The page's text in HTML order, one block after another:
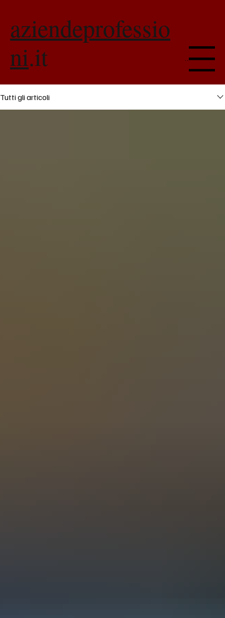
aziendeprofessio
ni.it Menu
Tutti gli articoli